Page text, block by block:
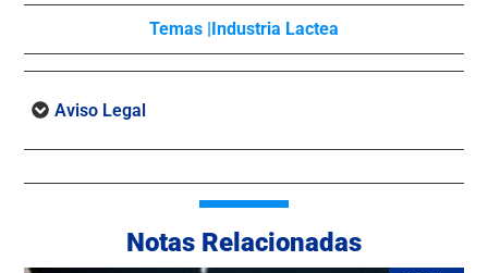
Temas | Industria Lactea
Aviso Legal
Notas Relacionadas